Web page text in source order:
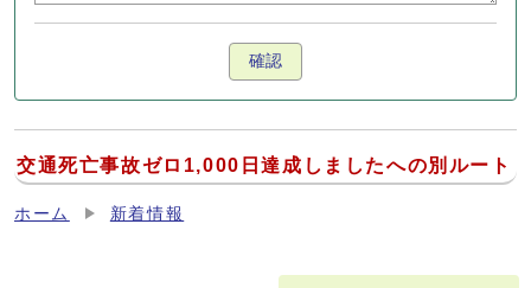
確認
交通死亡事故ゼロ1,000日達成しましたへの別ルート
ホーム 新着情報